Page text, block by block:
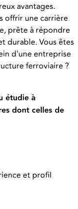
avantages.
offrir une carrière
prête à répondre
durable. Vous êtes
d'une entreprise
ferroviaire ?
étudie à
dont celles de
et profil